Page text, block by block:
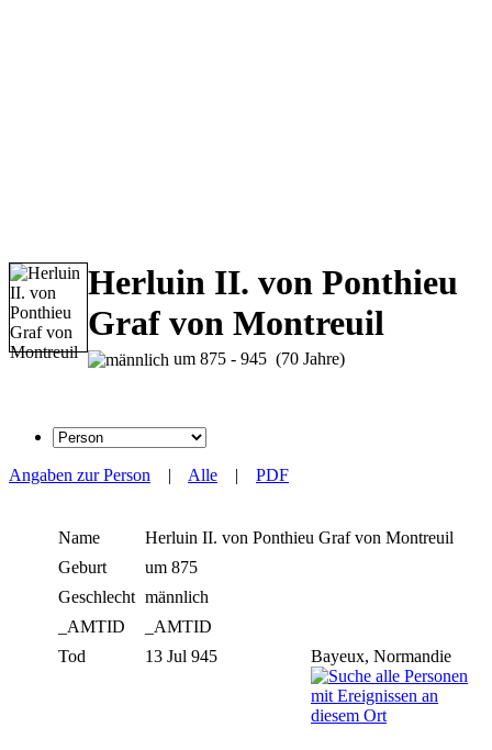
Herluin II. von Ponthieu
Graf von Montreuil
um 875 - 945 (70 Jahre)
Angaben zur Person | Alle | PDF
Name Herluin II. von Ponthieu Graf von Montreuil
Geburt
um 875
Geschlecht männlich
_AMTID
_AMTID
Tod
13 Jul 945 Bayeux, Normandie